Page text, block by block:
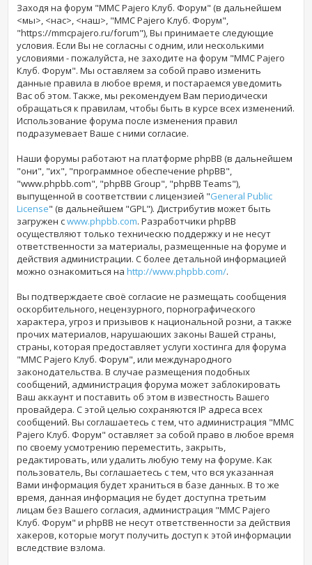
Заходя на форум "MMC Pajero Клуб. Форум" (в дальнейшем
<мы>, <нас>, <наш>, "MMC Pajero Клуб. Форум",
"https://mmcpajero.ru/forum"), Вы принимаете следующие
условия. Если Вы не согласны с одним, или несколькими
условиями - пожалуйста, не заходите на форум "MMC Pajero
Клуб. Форум". Мы оставляем за собой право изменить
данные правила в любое время, и постараемся уведомить
Вас об этом. Также, мы рекомендуем Вам периодически
обращаться к правилам, чтобы быть в курсе всех изменений.
Использование форумапосле изменения правил
подразумевает Ваше с ними согласие.
Наши форумы работают на платформе phpBB (в дальнейшем
"они", "их", "программное обеспечение phpBB",
"www.phpbb.com", "phpBB Group", "phpBB Teams"),
выпущенной в соответствии с лицензией "General Public
License" (в дальнейшем "GPL"). Дистрибутив может быть
загружен сwww.phpbb.com. Разработчики phpBB
осуществляют только техническю поддержку и не несут
ответственности за материалы, размещенные на форуме и
действия администрации. С более детальной информацией
можно ознакомиться наhttp://www.phpbb.com/.
Вы подтверждаете своё согласие не размещать сообщения
оскорбительного, нецензурного, порнографического
характера, угроз и призывов к национальной розни, а также
прочих материалов, нарушаюших законы Вашей страны,
страны, которая предоставляет услуги хостинга для форума
"MMC Pajero Клуб. Форум", или международного
законодательства. В случае размещения подобных
сообщений, администрация форума может заблокировать
Ваш аккаунт и поставить об этом в известность Вашего
провайдера. С этой целью сохраняются IP адреса всех
сообщений. Вы соглашаетесь с тем, что администрация "MMC
Pajero Клуб. Форум" оставляет за собой право в любое время
по своему усмотрению переместить, закрыть,
редактировать, или удалить любую тему на форуме. Как
пользователь, Вы соглашаетесь с тем, что вся указанная
Вами информация будет храниться в базе данных. В то же
время, данная информация не будет доступна третьим
лицам без Вашего согласия, администрация "MMC Pajero
Клуб. Форум" и phpBB не несут ответственности за действия
хакеров, которые могут получить доступ к этой информации
вследствие взлома.